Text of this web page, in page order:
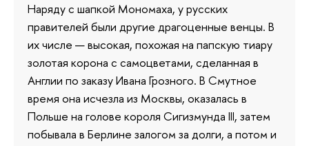
Наряду с шапкой Мономаха, у русских
правителей были другие драгоценные венцы. В
их числе — высокая, похожая на папскую тиару
золотая корона с самоцветами, сделанная в
Англии по заказу Ивана Грозного. В Смутное
время она исчезла из Москвы, оказалась в
Польше на голове короля Сигизмунда III, затем
побывала в Берлине залогом за долги, а потом и